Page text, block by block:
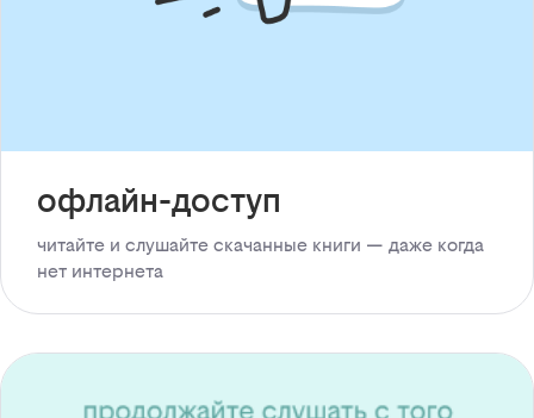
офлайн-доступ
читайте и слушайте скачанные книги — даже когда
нет интернета